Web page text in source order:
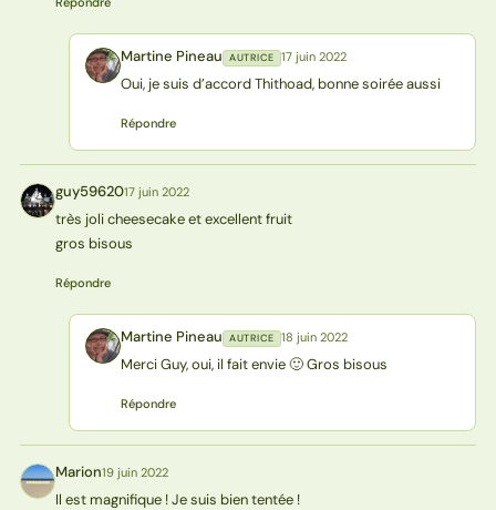
MP Martine Pineau AUTRICE 17 juin 2022
Oui, je suis d’accord Thithoad, bonne soirée aussi
Répondre
G guy5962017 juin 2022
très joli cheesecake et excellent fruit
gros bisous
Répondre
MP Martine Pineau AUTRICE 18 juin 2022
Merci Guy, oui, il fait envie 🙂 Gros bisous
Répondre
M Marion19 juin 2022
Il est magnifique ! Je suis bien tentée !